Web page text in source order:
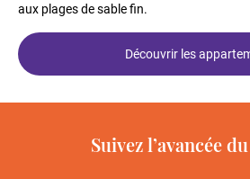
aux plages de sable fin.
Découvrir les
Suivez l’avancée